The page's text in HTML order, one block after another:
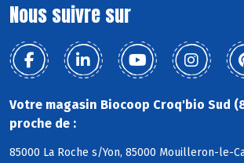
Nous suivre sur
Votre magasin Biocoop Croq'bio Sud
proche de :
85000 La Roche s/Yon, 85000 Mouilleron-le-